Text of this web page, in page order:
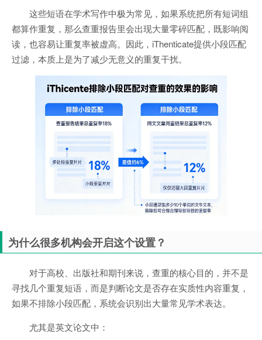
这些短语在学术写作中极为常见，如果系统把所有短词组
都算作重复，那么查重报告里会出现大量零碎匹配，既影响阅
读，也容易让重复率被虚高。因此，iThenticate提供小段匹配
过滤，本质上是为了减少无意义的重复干扰。
为什么很多机构会开启这个设置？
对于高校、出版社和期刊来说，查重的核心目的，并不是
寻找几个重复短语，而是判断论文是否存在实质性内容重复，
如果不排除小段匹配，系统会识别出大量常见学术表达。
尤其是英文论文中：